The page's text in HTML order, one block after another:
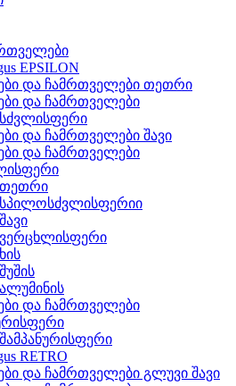
EPSILON
და ჩამრთველები თეთრი
და ჩამრთველები
და ჩამრთველები შავი
და ჩამრთველები
და ჩამრთველები
RETRO
და ჩამრთველები გლუვი შავი